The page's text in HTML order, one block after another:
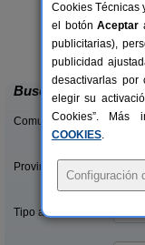
Buscar
Comunidades:
Provincias/Islas:
Tipo alquiler:
Cookies Técnicas
el botónAceptar
publicitarias),
publicidad
desactivarlas por
elegir su
Cookies”. Más
COOKIES.